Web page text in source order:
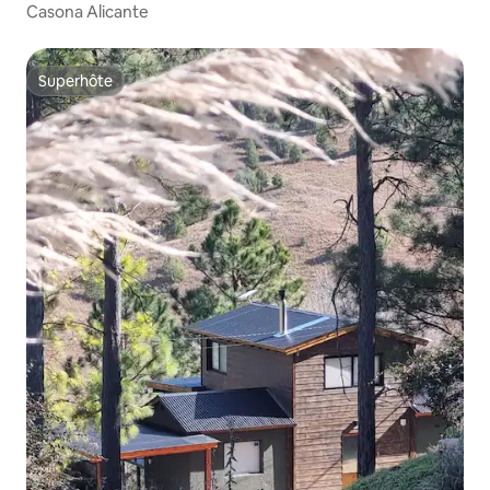
Casona Alicante
Superhôte
Superhôte